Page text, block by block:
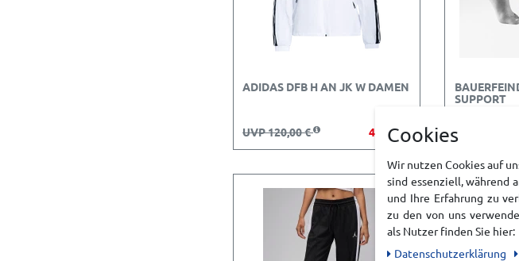
ADIDAS DFB H AN JK W DAMEN
UVP 120,00 € 49,99 €*
SUPPORT
UVP 69,99 €
Cookies
Wir nutzen Cookies auf
sind essenziell, während
und Ihre Erfahrung zu
zu den von uns
als Nutzer finden Sie hier:
Daten­schutz­erklärung